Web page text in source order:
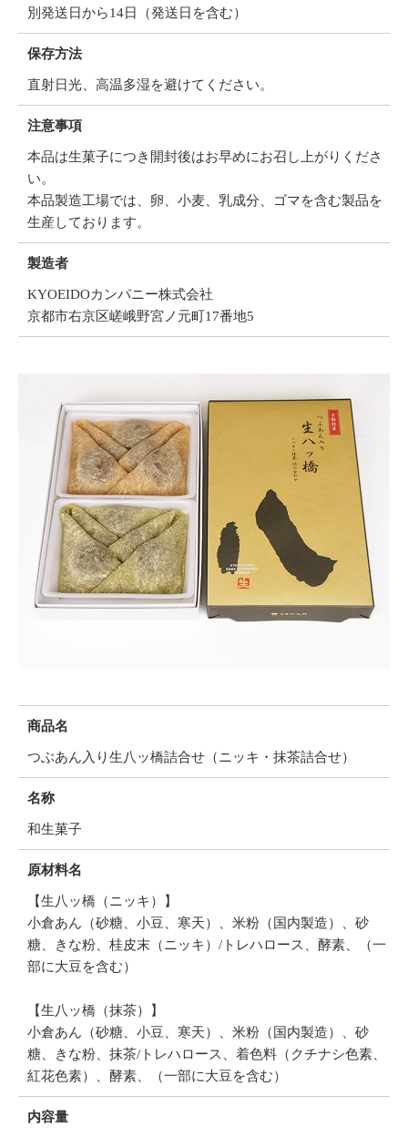
別発送日から14日（発送日を含む）
保存方法
直射日光、高温多湿を避けてください。
注意事項
本品は生菓子につき開封後はお早めにお召し上がりくださ
い。
本品製造工場では、卵、小麦、乳成分、ゴマを含む製品を
生産しております。
製造者
KYOEIDOカンパニー株式会社
京都市右京区嵯峨野宮ノ元町17番地5
商品名
つぶあん入り生八ッ橋詰合せ（ニッキ・抹茶詰合せ）
名称
和生菓子
原材料名
【生八ッ橋（ニッキ）】
小倉あん（砂糖、小豆、寒天）、米粉（国内製造）、砂
糖、きな粉、桂皮末（ニッキ）/トレハロース、酵素、（一
部に大豆を含む）
【生八ッ橋（抹茶）】
小倉あん（砂糖、小豆、寒天）、米粉（国内製造）、砂
糖、きな粉、抹茶/トレハロース、着色料（クチナシ色素、
紅花色素）、酵素、（一部に大豆を含む）
内容量